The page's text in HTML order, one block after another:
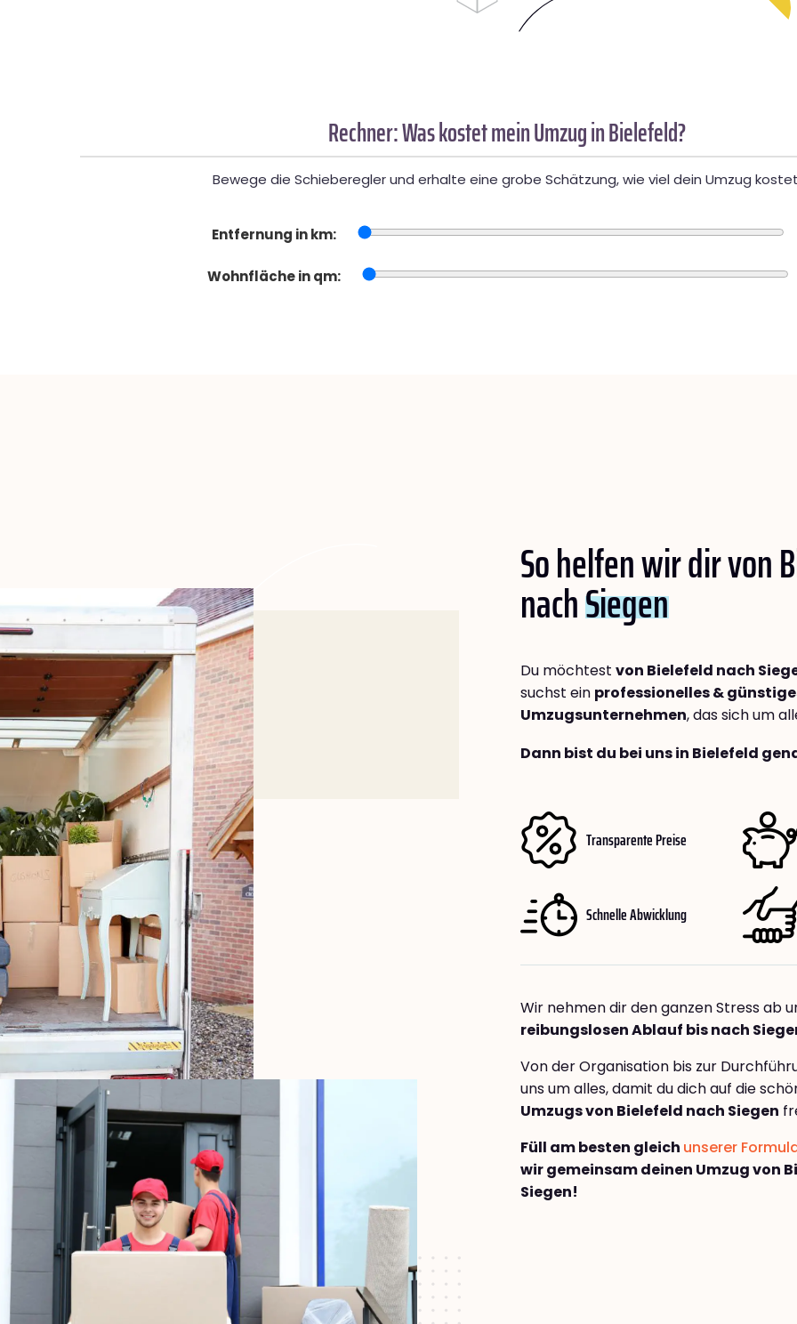
Rechner: Was kostet mein Umzug in Bielefeld?
Bewege die Schieberegler und erhalte eine grobe Schätzung, wie viel dein Umzug
Entfernung in km:
Wohnfläche in qm:
So helfen wir dir von
nachSiegen
Du möchtest von Bielefeld nach
suchst ein professionelles &
Umzugsunternehmen, das sich um
Dann bist du bei uns in Bielefeld
Transparente Preise
Schnelle Abwicklung
Wir nehmen dir den ganzen Stress ab
reibungslosen Ablauf bis nach
Von der Organisation bis zur
uns um alles, damit du dich auf die
Umzugs von Bielefeld nach Siegen
Füll am besten gleich unserer
wir gemeinsam deinen Umzug von
Siegen!